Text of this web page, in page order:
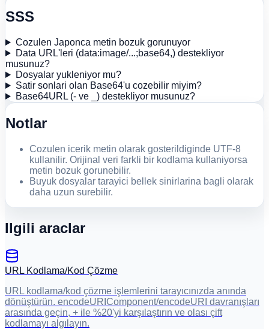
SSS
Cozulen Japonca metin bozuk gorunuyor
Data URL'leri (data:image/...;base64,) destekliyor
musunuz?
Dosyalar yukleniyor mu?
Satir sonlari olan Base64'u cozebilir miyim?
Base64URL (- ve _) destekliyor musunuz?
Notlar
Cozulen icerik metin olarak gosterildiginde UTF-8
kullanilir. Orijinal veri farkli bir kodlama kullaniyorsa
metin bozuk gorunebilir.
Buyuk dosyalar tarayici bellek sinirlarina bagli olarak
daha uzun surebilir.
Ilgili araclar
URL Kodlama/Kod Çözme
URL kodlama/kod çözme işlemlerini tarayıcınızda anında
dönüştürün. encodeURIComponent/encodeURI davranışları
arasında geçin, + ile %20'yi karşılaştırın ve olası çift
kodlamayı algılayın.